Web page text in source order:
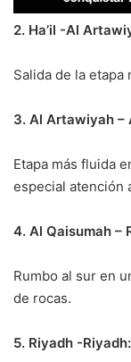
2. Ha’il -Al
Salida de la etapa
3. Al Artawiyah –
Etapa más fluida
especial atención
4. Al Qaisumah –
Rumbo al sur en
de rocas.
5. Riyadh -